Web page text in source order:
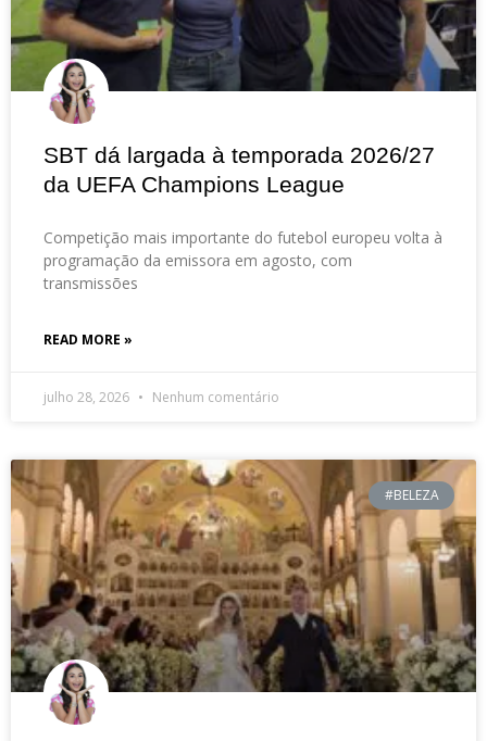
SBT dá largada à temporada 2026/27
da UEFA Champions League
Competição mais importante do futebol europeu volta à
programação da emissora em agosto, com
transmissões
READ MORE »
julho 28, 2026 Nenhum comentário
#BELEZA